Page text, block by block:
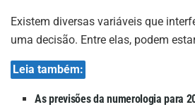
Existem diversas variáveis que
uma decisão. Entre elas, podem
Leia também:
As previsões da numerologia para